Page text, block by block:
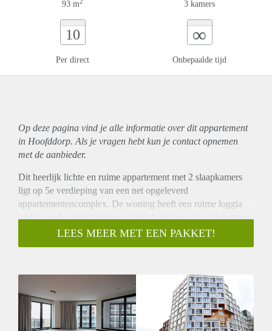
93 m2 3 kamers
10
Per direct
∞
Onbepaalde tijd
Op deze pagina vind je alle informatie over ditappartement
in Hoofddorp. Als je vragen hebt kun je contact opnemen
met de aanbieder.
Dit heerlijk lichte en ruime appartement met 2 slaapkamers
ligt op 5e verdieping van een net opgeleverd
appartementencomplex. De woning heeft een ruime loggia
op het zuidwesten en een eigen parkeerplek en eigen berging
in de parkeerkelder onder het gebouw. Het appartement is
voorzien van een mooie PVC vloer met vloerverwarming en
nieuwbouwcomplex, Hyde Park, is zeer duurzaam gebouwd,
gasvrij, met energielabel A +++. Het gebouw ligt in op
loopafstand van het NS station en van het centrum van
Hoofddorp. In Hyde Park zullen ook allerlei voorzieningen
LEES MEER MET EEN PAKKET!